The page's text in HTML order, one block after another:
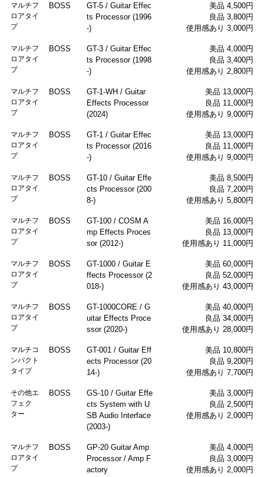
マルチフ
ロアタイ
プ
BOSS
GT-5 / Guitar Effec
ts Processor (1996
-)
美品 4,500円
良品 3,800円
使用感あり 3,000円
マルチフ
ロアタイ
プ
BOSS
GT-3 / Guitar Effec
ts Processor (1998
-)
美品 4,000円
良品 3,400円
使用感あり 2,800円
マルチフ
ロアタイ
プ
BOSS
GT-1-WH / Guitar
Effects Processor
(2024)
美品 13,000円
良品 11,000円
使用感あり 9,000円
マルチフ
ロアタイ
プ
BOSS
GT-1 / Guitar Effec
ts Processor (2016
-)
美品 13,000円
良品 11,000円
使用感あり 9,000円
マルチフ
ロアタイ
プ
BOSS
GT-10 / Guitar Effe
cts Processor (200
8-)
美品 8,500円
良品 7,200円
使用感あり 5,800円
マルチフ
ロアタイ
プ
BOSS
GT-100 / COSM A
mp Effects Proces
sor (2012-)
美品 16,000円
良品 13,000円
使用感あり 11,000円
マルチフ
ロアタイ
プ
BOSS
GT-1000 / Guitar E
ffects Processor (2
018-)
美品 60,000円
良品 52,000円
使用感あり 43,000円
マルチフ
ロアタイ
プ
BOSS
GT-1000CORE / G
uitar Effects Proce
ssor (2020-)
美品 40,000円
良品 34,000円
使用感あり 28,000円
マルチコ
ンパクト
タイプ
BOSS
GT-001 / Guitar Eff
ects Processor (20
14-)
美品 10,800円
良品 9,200円
使用感あり 7,700円
その他エ
フェク
ター
BOSS
GS-10 / Guitar Effe
cts System with U
SB Audio Interface
(2003-)
美品 3,000円
良品 2,500円
使用感あり 2,000円
マルチフ
ロアタイ
プ
BOSS
GP-20 Guitar Amp
Processor / Amp F
actory
美品 4,000円
良品 3,000円
使用感あり 2,000円